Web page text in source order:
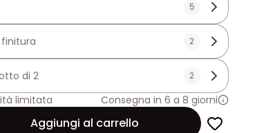
5
finitura 2
di 2 2
limitata
Consegna in 6 a 8 giorni
Aggiungi al carrello